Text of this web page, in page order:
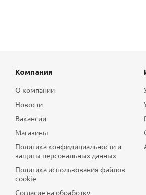
Компания
О компании
Новости
Вакансии
Магазины
Политика конфидициальности и
защиты персональных данных
Политика использования файлов
cookie
Согласие на обработку